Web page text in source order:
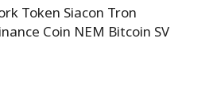
Token Siacon Tron
Coin NEM Bitcoin SV